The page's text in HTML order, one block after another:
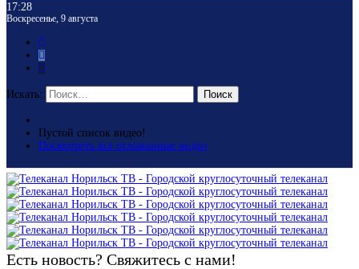
17:28
Воскресенье, 9 августа
Искать: Поиск
Пустой список видео!
Посмотреть все отложенные видео
Есть новость? Свяжитесь с нами!